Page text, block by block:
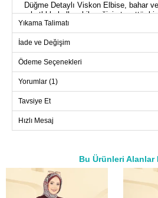
Düğme Detaylı Viskon Elbise, bahar
rahatlıkla kullanabileceğiniz tesettür
hassas yıkama imkânı sunan bu
üretilmiştir ve V yaka tasarımıyla
detayları hem şık bir görünüm sağlar
sunar. Elastik manşetleri ile gün boyu
vaad eder. Her ortamda şıklığınızı
(CM)
Yıkama Talimatı
İade ve Değişim
Ödeme Seçenekleri
Yorumlar (1)
Tavsiye Et
Hızlı Mesaj
Bu Ürünleri Alanlar
a>